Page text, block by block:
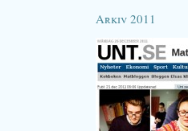
Arkiv 2011